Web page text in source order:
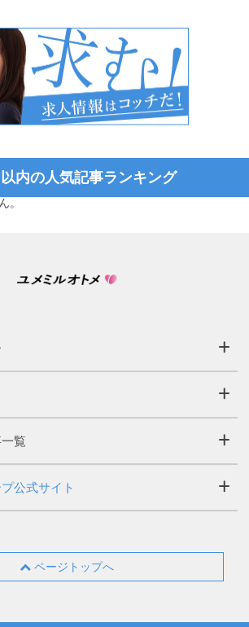
内の人気記事ランキング
。
覧
公式サイト
ページトップへ